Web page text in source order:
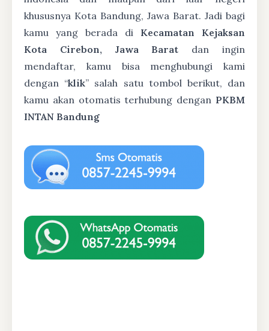
khususnya Kota Bandung, Jawa Barat. Jadi bagi
kamu yang berada di Kecamatan Kejaksan
Kota Cirebon, Jawa Barat dan ingin
mendaftar, kamu bisa menghubungi kami
dengan “klik” salah satu tombol berikut, dan
kamu akan otomatis terhubung dengan PKBM
INTAN Bandung